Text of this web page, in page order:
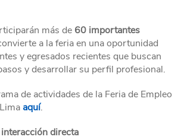
más de 60 importantes
a la feria en una oportunidad
y egresados recientes que buscan
y desarrollar su perfil profesional.
de actividades de la Feria de Empleo
aquí.
directa